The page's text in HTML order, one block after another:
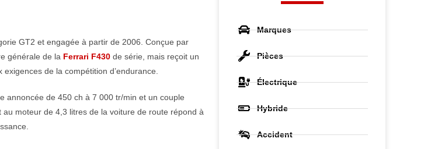
GT2 et engagée à partir de 2006. Conçue par
générale de la Ferrari F430 de série, mais reçoit un
de la compétition d’endurance.
annoncée de 450 ch à 7 000 tr/min et un couple
moteur de 4,3 litres de la voiture de route répond à
Marques
Pièces
Électrique
Hybride
Accident